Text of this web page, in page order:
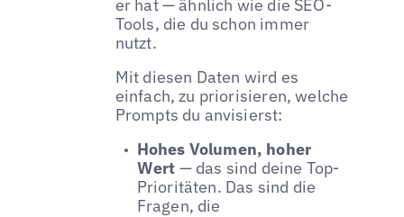
er hat — ähnlich wie die SEO-
Tools, die du schon immer
nutzt.
Mit diesen Daten wird es
einfach, zu priorisieren, welche
Prompts du anvisierst:
Hohes Volumen, hoher
Wert — das sind deine Top-
Prioritäten. Das sind die
Fragen, die